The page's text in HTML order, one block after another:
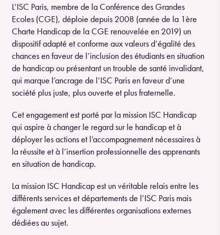
L’ISC Paris, membre de la Conférence des Grandes
Ecoles (CGE), déploie depuis 2008 (année de la 1ère
Charte Handicap de la CGE renouvelée en 2019) un
dispositif adapté et conforme aux valeurs d’égalité des
chances en faveur de l’inclusion des étudiants en situation
de handicap ou présentant un trouble de santé invalidant,
qui marque l’ancrage de l’ISC Paris en faveur d’une
société plus juste, plus ouverte et plus fraternelle.
Cet engagement est porté par la mission ISC Handicap
qui aspire à changer le regard sur le handicap et à
déployer les actions et l’accompagnement nécessaires à
la réussite et à l’insertion professionnelle des apprenants
en situation de handicap.
La mission ISC Handicap est un véritable relais entre les
différents services et départements de l’ISC Paris mais
également avec les différentes organisations externes
dédiées au sujet.